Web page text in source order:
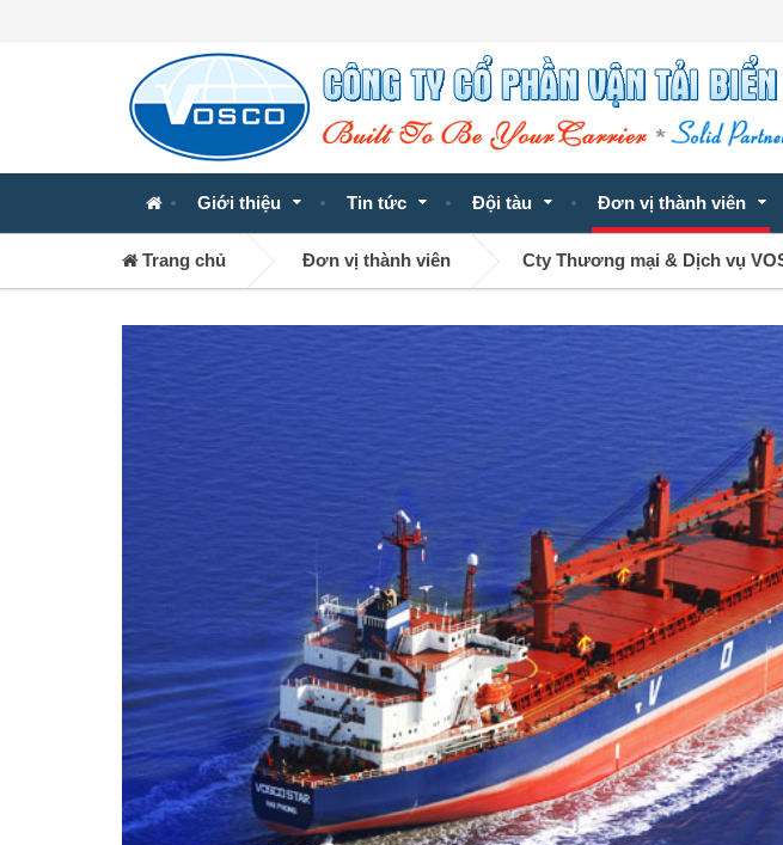
Giới thiệu Tin tức Đội tàu Đơn vị thành viên
Trang chủ Đơn vị thành viên Cty Thương mại & Dịch vụ